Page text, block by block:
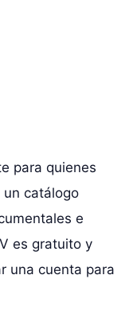
para quienes
catálogo
e
es gratuito y
una cuenta para